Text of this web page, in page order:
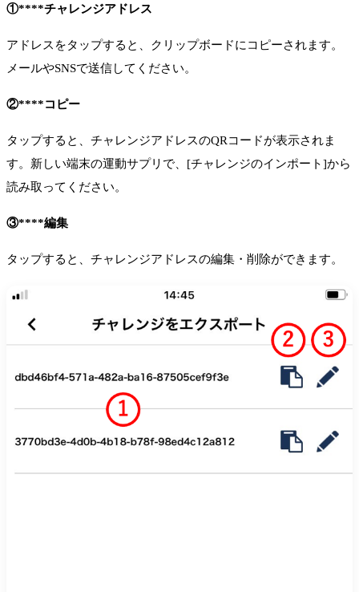
①****チャレンジアドレス
アドレスをタップすると、クリップボードにコピーされます。
メールやSNSで送信してください。
②****コピー
タップすると、チャレンジアドレスのQRコードが表示されま
す。新しい端末の運動サプリで、[チャレンジのインポート]から
読み取ってください。
③****編集
タップすると、チャレンジアドレスの編集・削除ができます。